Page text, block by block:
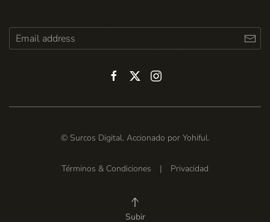
© Surcos Digital. Accionado por Yohiful.
Términos & Condiciones | Privacidad
Subir